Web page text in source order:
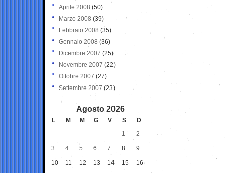
Aprile 2008 (50)
Marzo 2008 (39)
Febbraio 2008 (35)
Gennaio 2008 (36)
Dicembre 2007 (25)
Novembre 2007 (22)
Ottobre 2007 (27)
Settembre 2007 (23)
Agosto 2026
L M M G V S
D
1
2
3 4 5 6 7 8 9
10 11 12 13 14 15 16